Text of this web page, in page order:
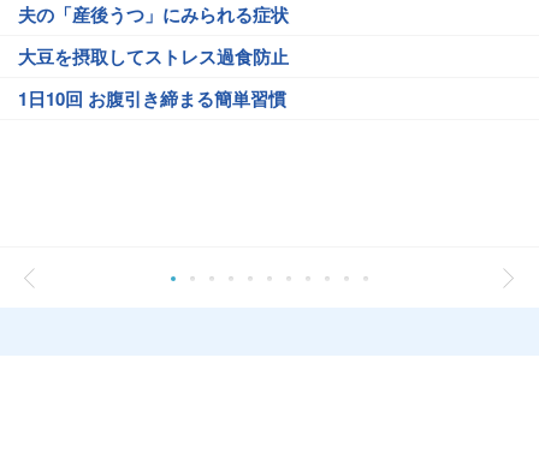
夫の「産後うつ」にみられる症状
大豆を摂取してストレス過食防止
1日10回 お腹引き締まる簡単習慣